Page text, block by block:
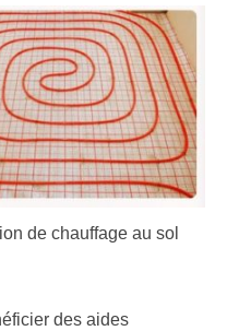
de chauffage au sol
des aides